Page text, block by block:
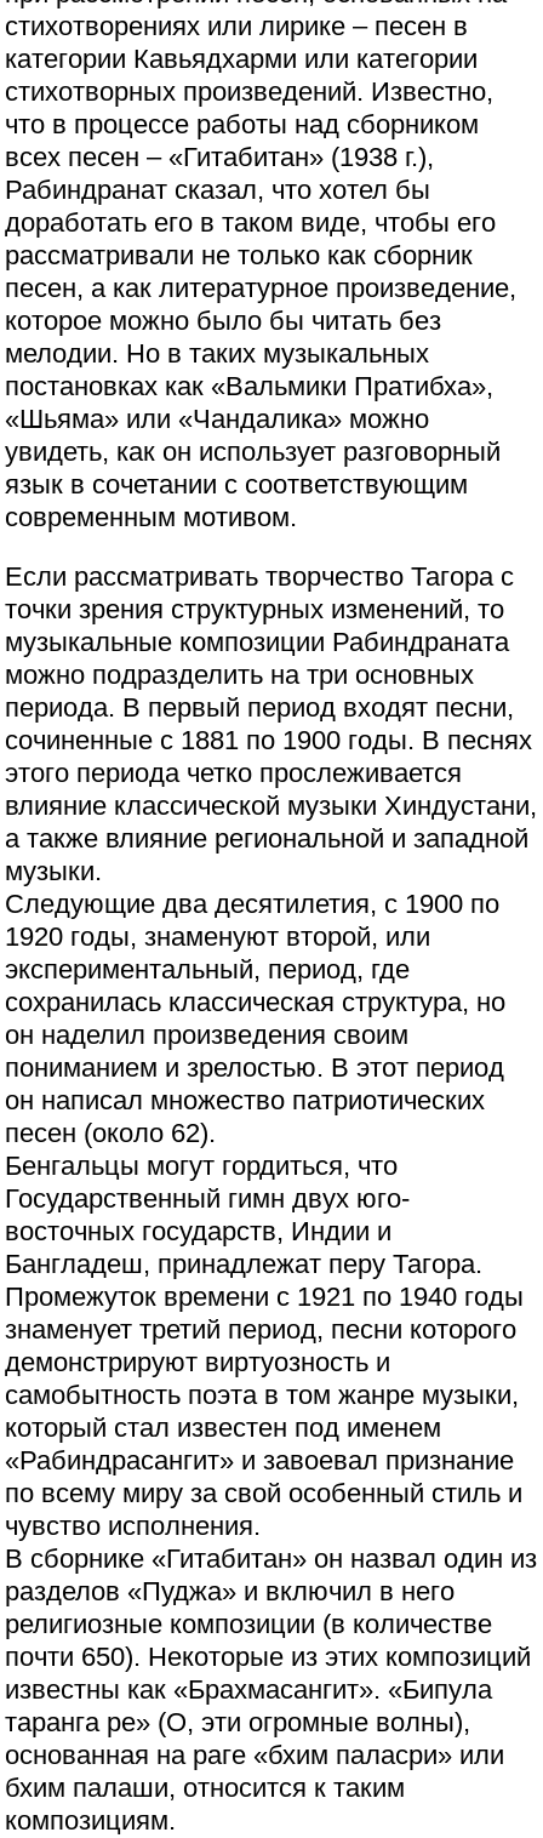
стихотворениях или лирике – песен в
категории Кавьядхарми или категории
стихотворных произведений. Известно,
что в процессе работы над сборником
всех песен – «Гитабитан» (1938 г.),
Рабиндранат сказал, что хотел бы
доработать его в таком виде, чтобы его
рассматривали не только как сборник
песен, а как литературное произведение,
которое можно было бы читать без
мелодии. Но в таких музыкальных
постановках как «Вальмики Пратибха»,
«Шьяма» или «Чандалика» можно
увидеть, как он использует разговорный
язык в сочетании с соответствующим
современным мотивом.
Если рассматривать творчество Тагора с
точки зрения структурных изменений, то
музыкальные композиции Рабиндраната
можно подразделить на три основных
периода. В первый период входят песни,
сочиненные с 1881 по 1900 годы. В песнях
этого периода четко прослеживается
влияние классической музыки Хиндустани,
а также влияние региональной и западной
музыки.
Следующие два десятилетия, с 1900 по
1920 годы, знаменуют второй, или
экспериментальный, период, где
сохранилась классическая структура, но
он наделил произведения своим
пониманием и зрелостью. В этот период
он написал множество патриотических
песен (около 62).
Бенгальцы могут гордиться, что
Государственный гимн двух юго-
восточных государств, Индии и
Бангладеш, принадлежат перу Тагора.
Промежуток времени с 1921 по 1940 годы
знаменует третий период, песни которого
демонстрируют виртуозность и
самобытность поэта в том жанре музыки,
который стал известен под именем
«Рабиндрасангит» и завоевал признание
по всему миру за свой особенный стиль и
чувство исполнения.
В сборнике «Гитабитан» он назвал один из
разделов «Пуджа» и включил в него
религиозные композиции (в количестве
почти 650). Некоторые из этих композиций
известны как «Брахмасангит». «Бипула
таранга ре» (О, эти огромные волны),
основанная на раге «бхим паласри» или
бхим палаши, относится к таким
композициям.